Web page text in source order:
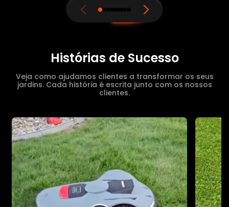
Histórias de Sucesso
Veja como ajudamos clientes a transformar os seus
jardins. Cada história é escrita junto com os nossos
clientes.